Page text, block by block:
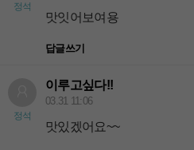
정석
맛잇어보여용
답글쓰기
정석
이루고싶다!!
03.31 11:06
맛있겠어요~~